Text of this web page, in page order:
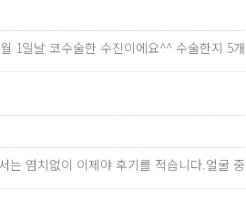
1일날 코수술한 수진이에요^^ 수술한지 5
는 염치없이 이제야 후기를 적습니다.얼굴